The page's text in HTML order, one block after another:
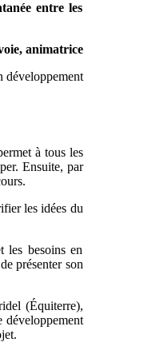
entre les
animatrice
développement
à tous les
Ensuite, par
les idées du
les besoins en
présenter son
(Équiterre),
développement